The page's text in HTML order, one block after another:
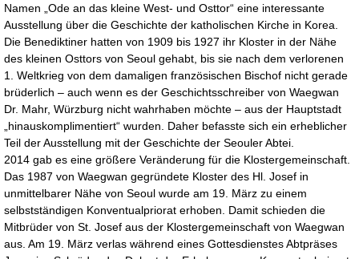
Namen „Ode an das kleine West- und Osttor“ eine interessante
Ausstellung über die Geschichte der katholischen Kirche in Korea.
Die Benediktiner hatten von 1909 bis 1927 ihr Kloster in der Nähe
des kleinen Osttors von Seoul gehabt, bis sie nach dem verlorenen
1. Weltkrieg von dem damaligen französischen Bischof nicht gerade
brüderlich – auch wenn es der Geschichtsschreiber von Waegwan
Dr. Mahr, Würzburg nicht wahrhaben möchte – aus der Hauptstadt
„hinauskomplimentiert“ wurden. Daher befasste sich ein erheblicher
Teil der Ausstellung mit der Geschichte der Seouler Abtei.
2014 gab es eine größere Veränderung für die Klostergemeinschaft.
Das 1987 von Waegwan gegründete Kloster des Hl. Josef in
unmittelbarer Nähe von Seoul wurde am 19. März zu einem
selbstständigen Konventualpriorat erhoben. Damit schieden die
Mitbrüder von St. Josef aus der Klostergemeinschaft von Waegwan
aus. Am 19. März verlas während eines Gottesdienstes Abtpräses